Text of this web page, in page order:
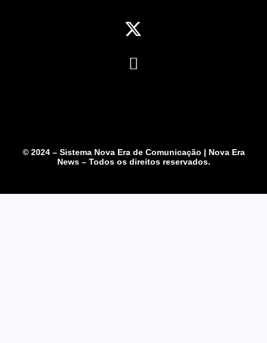
© 2024 – Sistema Nova Era de Comunicação | Nova Era
News – Todos os direitos reservados.